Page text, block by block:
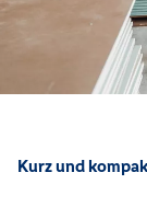
Kurz und